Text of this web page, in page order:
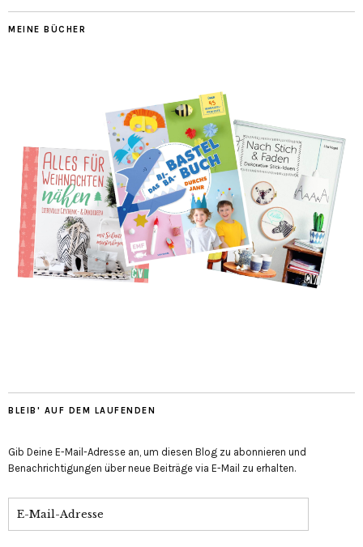
MEINE BÜCHER
BLEIB' AUF DEM LAUFENDEN
Gib Deine E-Mail-Adresse an, um diesen Blog zu abonnieren und
Benachrichtigungen über neue Beiträge via E-Mail zu erhalten.